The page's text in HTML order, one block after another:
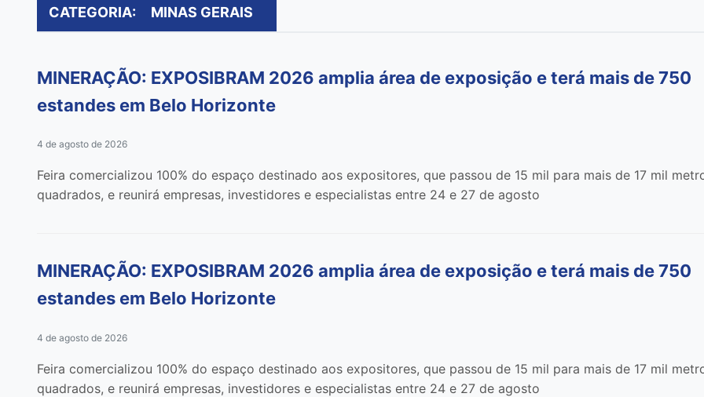
CATEGORIA: MINAS GERAIS
MINERAÇÃO: EXPOSIBRAM 2026 amplia área de exposição e terá mais de 750
estandes em Belo Horizonte
4 de agosto de 2026
Feira comercializou 100% do espaço destinado aos expositores, que passou de 15 mil para mais de 17 mil
quadrados, e reunirá empresas, investidores e especialistas entre 24 e 27 de agosto
MINERAÇÃO: EXPOSIBRAM 2026 amplia área de exposição e terá mais de 750
estandes em Belo Horizonte
4 de agosto de 2026
Feira comercializou 100% do espaço destinado aos expositores, que passou de 15 mil para mais de 17 mil
quadrados, e reunirá empresas, investidores e especialistas entre 24 e 27 de agosto